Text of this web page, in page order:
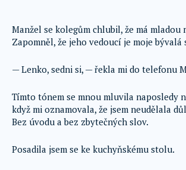
Manžel se kolegům chlubil, že má mladou
Zapomněl, že jeho vedoucí je moje bývalá
— Lenko, sedni si, — řekla mi do telefonu
Tímto tónem se mnou mluvila naposledy
když mi oznamovala, že jsem neudělala
Bez úvodu a bez zbytečných slov.
Posadila jsem se ke kuchyňskému stolu.